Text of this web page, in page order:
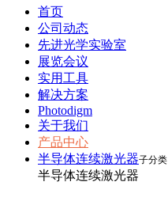
首页
公司动态
先进光学实验室
展览会议
实用工具
解决方案
Photodigm
关于我们
产品中心
半导体连续激光器子分类
半导体连续激光器